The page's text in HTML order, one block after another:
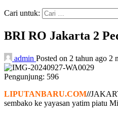
Cari untuk:
BRI RO Jakarta 2
admin Posted on 2 tahun ago 2
Pengunjung: 596
LIPUTANBARU.COM//
sembako ke yayasan yatim piatu